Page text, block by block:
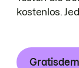
kostenlos.